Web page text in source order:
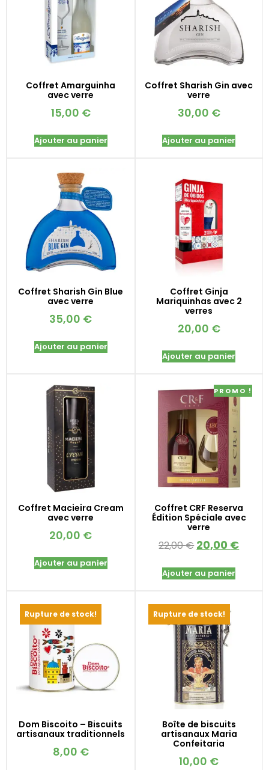
Coffret Amarguinha
avec verre
15,00 €
Ajouter au panier
Coffret Sharish Gin avec
verre
30,00 €
Ajouter au panier
Coffret Sharish Gin Blue
avec verre
35,00 €
Ajouter au panier
Coffret Ginja
Mariquinhas avec 2
verres
20,00 €
Ajouter au panier
Coffret Macieira Cream
avec verre
20,00 €
Ajouter au panier
PROMO !
Coffret CRF Reserva
Édition Spéciale avec
verre
22,00€ 20,00 €
Ajouter au panier
Rupture de stock!
Dom Biscoito – Biscuits
artisanaux traditionnels
8,00 €
Rupture de stock!
Boîte de biscuits
artisanaux Maria
Confeitaria
10,00 €